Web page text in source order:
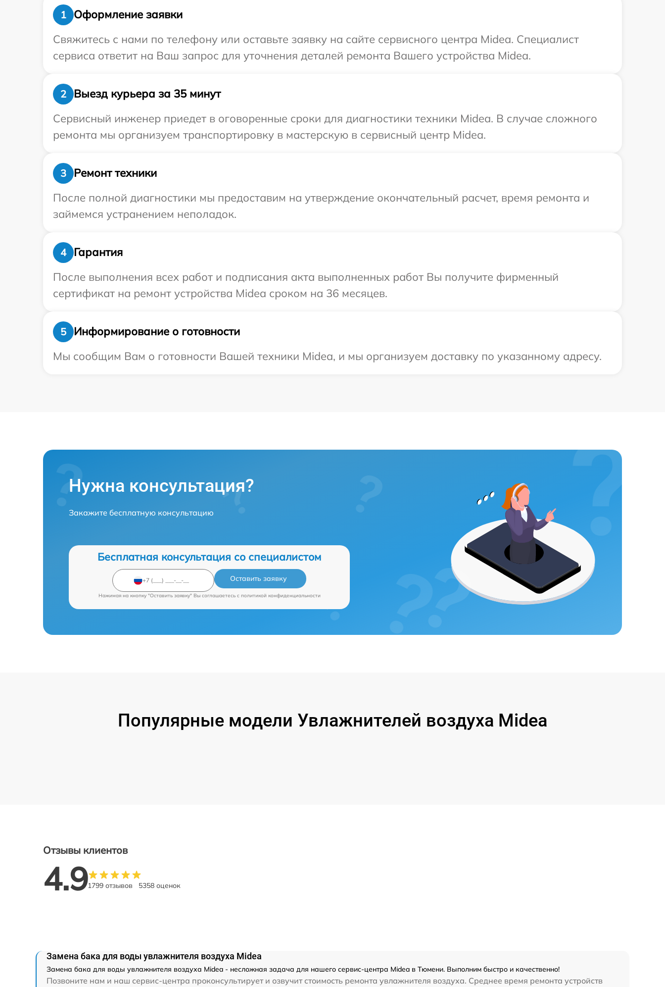
1
Оформление заявки
Свяжитесь с нами по телефону или оставьте заявку на сайте сервисного центра Midea. Специалист
сервиса ответит на Ваш запрос для уточнения деталей ремонта Вашего устройства Midea.
2
Выезд курьера за 35 минут
Сервисный инженер приедет в оговоренные сроки для диагностики техники Midea. В случае сложного
ремонта мы организуем транспортировку в мастерскую в сервисный центр Midea.
3
Ремонт техники
После полной диагностики мы предоставим на утверждение окончательный расчет, время ремонта и
займемся устранением неполадок.
4
Гарантия
После выполнения всех работ и подписания акта выполненных работ Вы получите фирменный
сертификат на ремонт устройства Midea сроком на 36 месяцев.
5
Информирование о готовности
Мы сообщим Вам о готовности Вашей техники Midea, и мы организуем доставку по указанному адресу.
Нужна консультация?
Закажите бесплатную консультацию
Бесплатная консультация со специалистом
Оставить заявку
Нажимая на кнопку "Оставить заявку" Вы соглашаетесь c политикой конфиденциальности
Популярные модели Увлажнителей воздуха Midea
Отзывы клиентов
4.91799 отзывов 5358 оценок
Замена бака для воды увлажнителя воздуха Midea
Замена бака для воды увлажнителя воздуха Midea - несложная задача для нашего сервис-центра Midea в Тюмени. Выполним быстро и качественно!
Позвоните нам и наш сервис-центра проконсультирует и озвучит стоимость ремонта увлажнителя воздуха. Среднее время ремонта устройств